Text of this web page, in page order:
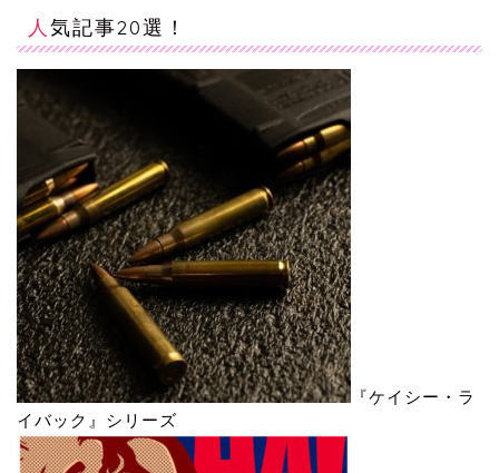
人気記事20選！
『ケイシー・ラ
イバック』シリーズ